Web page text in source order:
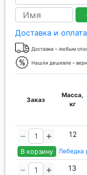
Доставка и оплата
Доставка – любым
Нашли дешевле –
Заказ
Масса,
кг
В корзину
12
Лебедка
13